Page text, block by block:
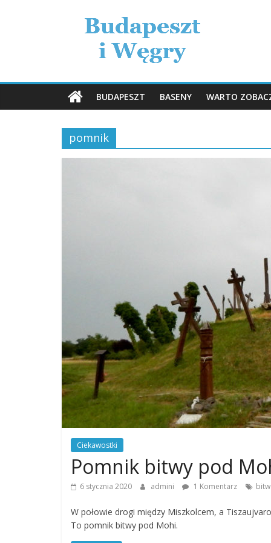
Budapeszt
Węgry
porady
BUDAPESZT BASENY WARTO
pomnik
Ciekawostki
Pomnik bitwy pod
6 stycznia 2020 admini 1 Komentarz
W połowie drogi między Miszkolcem, a
To pomnik bitwy pod Mohi.